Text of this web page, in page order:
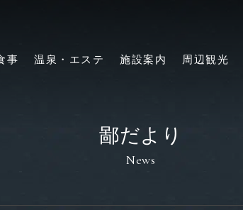
事 温泉・エステ 施設案内 周辺観光
鄙だより
News